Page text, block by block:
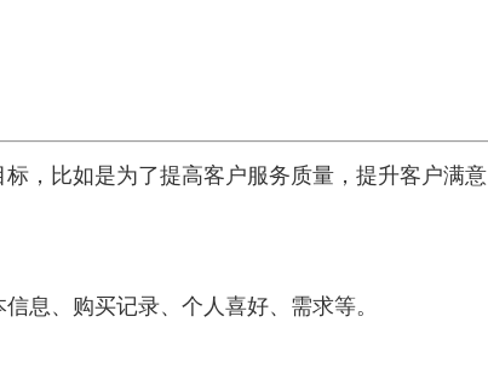
，比如是为了提高客户服务质量，提升客户满意
息、购买记录、个人喜好、需求等。